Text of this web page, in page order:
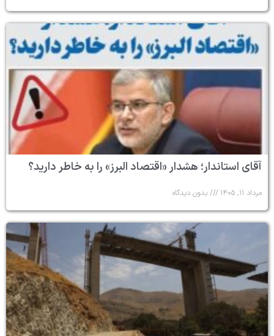
آقای استاندار؛ هشدار «اقتصاد البرز» را به خاطر دارید؟
مرداد ۱۱, ۱۴۰۵ بدون دیدگاه